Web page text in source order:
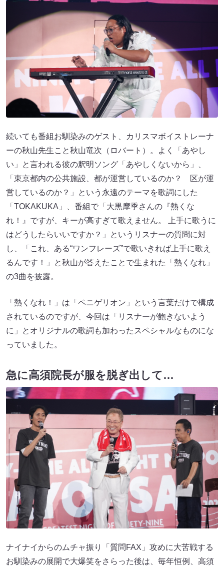
続いても番組お馴染みのゲスト、カリスマボイストレーナ
ーの秋山先生こと秋山竜次（ロバート）。よく「あやし
い」と言われる彼の釈明ソング「あやしくないから」、
「東京都内の公共施設、都が運営しているのか？ 区が運
営しているのか？」という永遠のテーマを歌詞にした
「TOKAKUKA」、番組で「大黒摩季さんの『熱くな
れ！』ですが、キーが高すぎて歌えません。 上手に歌うに
はどうしたらいいですか？」というリスナーの質問に対
し、「これ、ある“ワンフレーズ”で歌いきれば上手に歌え
るんです！」と秋山が答えたことで生まれた「熱くなれ」
の3曲を披露。
「熱くなれ！」は「ペニゲリオン」という言葉だけで構成
されているのですが、今回は「リスナーが飽きないよう
に」とオリジナルの歌詞も加わったスペシャルなものにな
っていました。
急に高須院長が服を脱ぎ出して…
ナイナイからのムチャ振り「質問FAX」攻めに大苦戦する
お馴染みの展開で大爆笑をさらった後は、毎年恒例、高須